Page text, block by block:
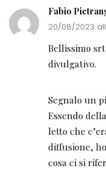
Fabio
20/08/2023
Bellissimo
divulgativo.
Segnalo un
Essendo
letto che
diffusione,
cosa ci si